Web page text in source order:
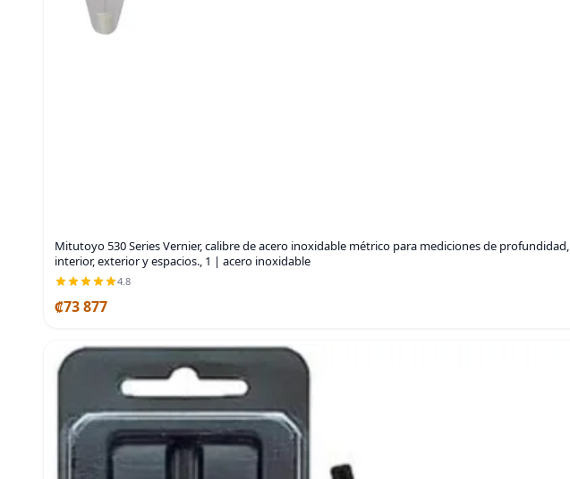
Mitutoyo 530 Series Vernier, calibre de acero inoxidable métrico para mediciones de profundidad,
interior, exterior y espacios., 1 | acero inoxidable
4.8
₡73 877